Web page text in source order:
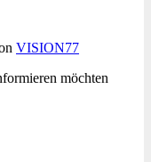
VISION77
möchten